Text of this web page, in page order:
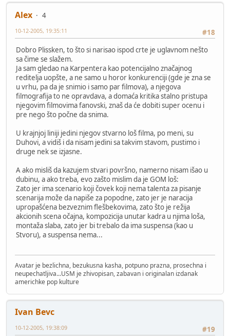
Alex
4
#18
10-12-2005, 19:35:11
Dobro Plissken, to što si narisao ispod crte je uglavnom nešto
sa čime se slažem.
Ja sam gledao na Karpentera kao potencijalno značajnog
reditelja uopšte, a ne samo u horor konkurenciji (gde je zna se
u vrhu, pa da je snimio i samo par filmova), a njegova
filmografija to ne opravdava, a domaća kritika stalno pristupa
njegovim filmovima fanovski, znaš da će dobiti super ocenu i
pre nego što počne da snima.
U krajnjoj liniji jedini njegov stvarno loš filma, po meni, su
Duhovi, a vidiš i da nisam jedini sa takvim stavom, pustimo i
druge nek se izjasne.
A ako misliš da kazujem stvari površno, namerno nisam išao u
dubinu, a ako treba, evo zašto mislim da je GOM loš:
Zato jer ima scenario koji čovek koji nema talenta za pisanje
scenarija može da napiše za popodne, zato jer je naracija
upropašćena bezveznim flešbekovima, zato što je režija
akcionih scena očajna, kompozicija unutar kadra u njima loša,
montaža slaba, zato jer bi trebalo da ima suspensa (kao u
Stvoru), a suspensa nema...
Avatar je bezlichna, bezukusna kasha, potpuno prazna, prosechna i
neupechatljiva...USM je zhivopisan, zabavan i originalan izdanak
americhke pop kulture
Ivan Bevc
#19
10-12-2005, 19:38:09